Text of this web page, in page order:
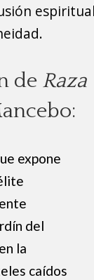
de Raza
expone
del
la
caídos